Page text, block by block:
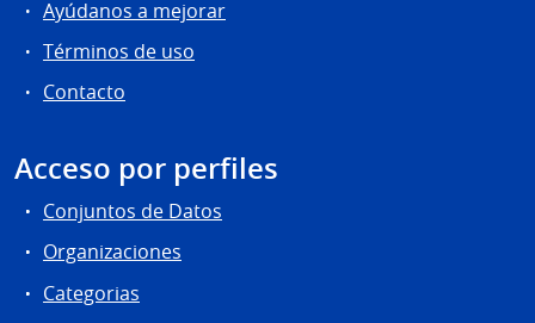
Ayúdanos a mejorar
Términos de uso
Contacto
Acceso por perfiles
Conjuntos de Datos
Organizaciones
Categorias